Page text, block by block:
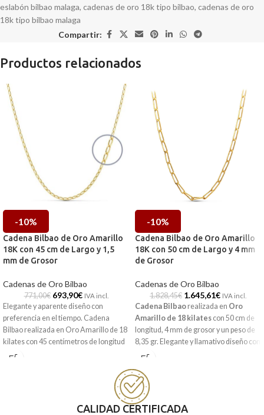
eslabón bilbao malaga, cadenas de oro 18k tipo bilbao, cadenas de oro
18k tipo bilbao malaga
Compartir:
Productos relacionados
-10%
Cadena Bilbao de Oro Amarillo
18K con 45 cm de Largo y 1,5
mm de Grosor
Cadenas de Oro Bilbao
771,00€ 693,90€ IVA incl.
Elegante y aparente diseño con
preferencia en el tiempo. Cadena
Bilbao realizada en Oro Amarillo de 18
kilates con 45 centímetros de longitud
y 1,5 mm de grosor en terminación
tiendas de Málaga, o si la compras
online, te la enviamos a casa.
-10%
Cadena Bilbao de Oro Amarillo
18K con 50 cm de Largo y 4 mm
de Grosor
Cadenas de Oro Bilbao
1.828,45€ 1.645,61€ IVA incl.
Cadena Bilbaorealizada en Oro
Amarillo de 18 kilates con 50 cm de
longitud, 4 mm de grosor y un peso de
8,35 gr. Elegante y llamativo diseño con
preferencia en el tiempo, ideada para
convierte en perfecta para combinar
con una medalla, cruz o colgante.
Puedes encontrarla en nuestras
CALIDAD CERTIFICADA